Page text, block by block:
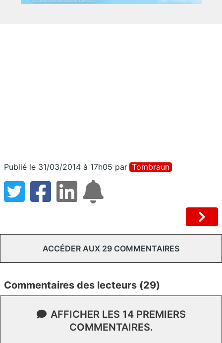
Publié le 31/03/2014 à 17h05 par Tombraun
ACCÉDER AUX 29 COMMENTAIRES
Commentaires des lecteurs (29)
AFFICHER LES 14 PREMIERS
COMMENTAIRES.